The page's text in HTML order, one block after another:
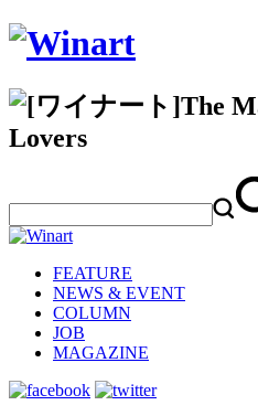
FEATURE
NEWS & EVENT
COLUMN
JOB
MAGAZINE